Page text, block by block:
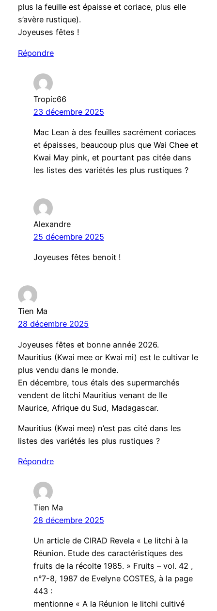
plus la feuille est épaisse et coriace, plus elle
s’avère rustique).
Joyeuses fêtes !
Répondre
Tropic66
23 décembre 2025
Mac Lean à des feuilles sacrément coriaces
et épaisses, beaucoup plus que Wai Chee et
Kwai May pink, et pourtant pas citée dans
les listes des variétés les plus rustiques ?
Alexandre
25 décembre 2025
Joyeuses fêtes benoit !
Tien Ma
28 décembre 2025
Joyeuses fêtes et bonne année 2026.
Mauritius (Kwai mee or Kwai mi) est le cultivar le
plus vendu dans le monde.
En décembre, tous étals des supermarchés
vendent de litchi Mauritius venant de Ile
Maurice, Afrique du Sud, Madagascar.
Mauritius (Kwai mee) n’est pas cité dans les
listes des variétés les plus rustiques ?
Répondre
Tien Ma
28 décembre 2025
Un article de CIRAD Revela « Le litchi à la
Réunion. Etude des caractéristiques des
fruits de la récolte 1985. » Fruits – vol. 42 ,
n°7-8, 1987 de Evelyne COSTES, à la page
443 :
mentionne « A la Réunion le litchi cultivé